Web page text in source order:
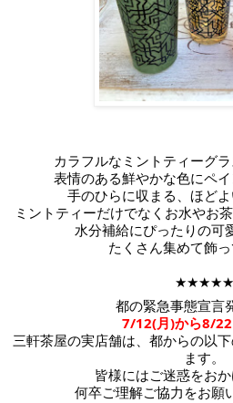
カラフルなミントティーグラ
表情のある鮮やかな色にペイ
手のひらに収まる、ほどよ
ミントティーだけでなくお水やお
水分補給にぴったりの可
たくさん集めて飾っ
★★★★★
都の緊急事態宣言
7/12(月)から8/
三軒茶屋の実店舗は、都からの以
ます。
皆様にはご迷惑をおか
何卒ご理解ご協力をお願